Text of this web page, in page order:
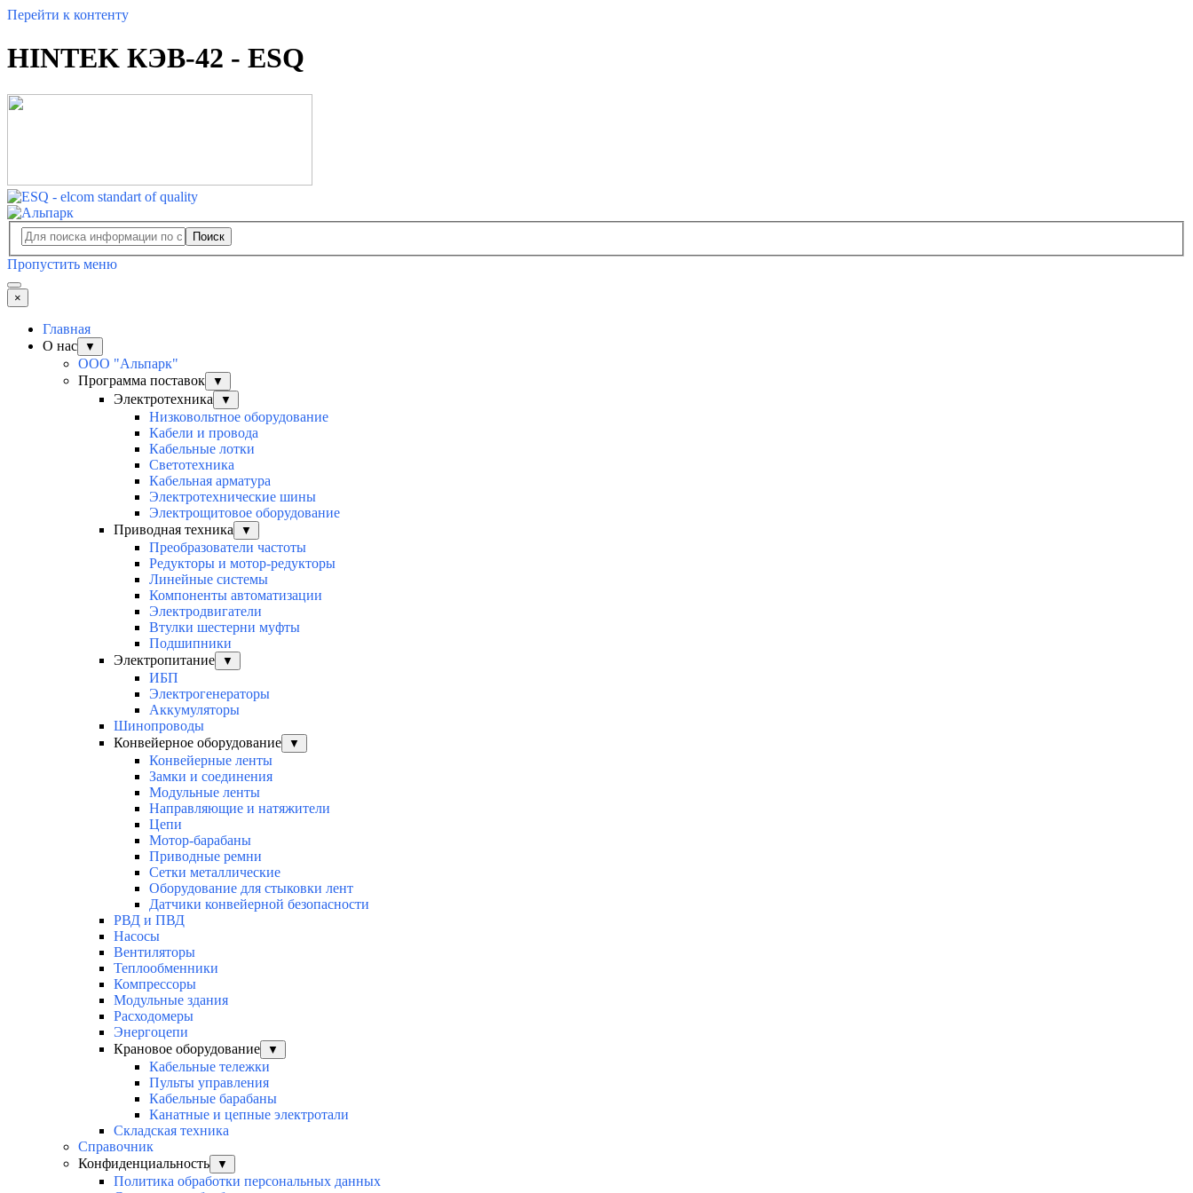
Перейти к контенту
HINTEK КЭВ-42 - ESQ
Поиск
Пропустить меню
×
Главная
О нас
▼
ООО "Альпарк"
Программа поставок
▼
Электротехника ▼
Низковольтное оборудование
Кабели и провода
Кабельные лотки
Светотехника
Кабельная арматура
Электротехнические шины
Электрощитовое оборудование
Приводная техника
▼
Преобразователи частоты
Редукторы и мотор-редукторы
Линейные системы
Компоненты автоматизации
Электродвигатели
Втулки шестерни муфты
Подшипники
Электропитание
▼
ИБП
Электрогенераторы
Аккумуляторы
Шинопроводы
Конвейерное оборудование
▼
Конвейерные ленты
Замки и соединения
Модульные ленты
Направляющие и натяжители
Цепи
Мотор-барабаны
Приводные ремни
Сетки металлические
Оборудование для стыковки лент
Датчики конвейерной безопасности
РВД и ПВД
Насосы
Вентиляторы
Теплообменники
Компрессоры
Модульные здания
Расходомеры
Энергоцепи
Крановое оборудование
▼
Кабельные тележки
Пульты управления
Кабельные барабаны
Канатные и цепные электротали
Складская техника
Справочник
Конфиденциальность
▼
Политика обработки персональных данных